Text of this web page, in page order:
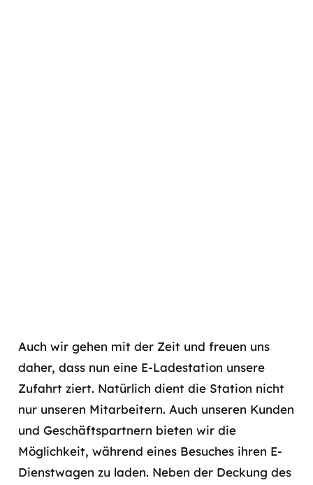
Auch wir gehen mit der Zeit und freuen uns
daher, dass nun eine E-Ladestation unsere
Zufahrt ziert. Natürlich dient die Station nicht
nur unseren Mitarbeitern. Auch unseren Kunden
und Geschäftspartnern bieten wir die
Möglichkeit, während eines Besuches ihren E-
Dienstwagen zu laden. Neben der Deckung des